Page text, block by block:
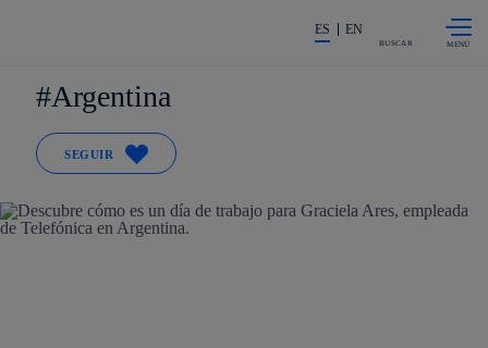
La acción en accionistas e
ES EN
BUSCAR
Argentina
SEGUIR